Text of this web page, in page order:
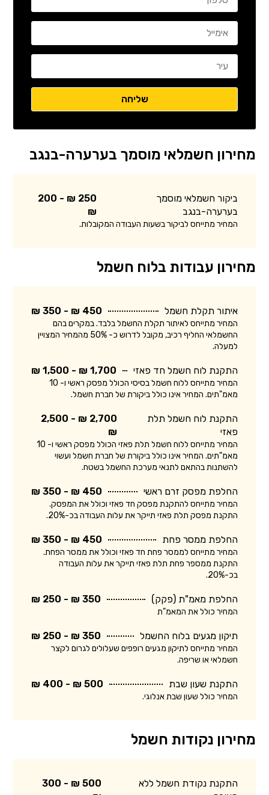
מחירון חשמלאי מוסמך בערערה-בנגב
ביקור חשמלאי מוסמך
בערערה-בנגב
250 ₪ - 200
₪
המחיר מתייחס לביקור בשעות העבודה המקובלות.
מחירון עבודות בלוח חשמל
איתור תקלת חשמל 450 ₪ - 350 ₪
המחיר מתייחס לאיתור תקלת החשמל בלבד. במקרים בהם
החשמלאי החליף רכיב, מקובל לדרוש כ- 50% מהמחיר המצויין
למעלה.
התקנת לוח חשמל חד פאזי 1,700 ₪ - 1,500 ₪
המחיר מתייחס ללוח חשמל בסיסי הכולל מפסק ראשי ו- 10
מאמ"תים. המחיר אינו כולל ביקורת של חברת חשמל.
התקנת לוח חשמל תלת
פאזי
2,700 ₪ - 2,500
₪
המחיר מתייחס ללוח חשמל תלת פאזי הכולל מפסק ראשי ו- 10
מאמ"תים. המחיר אינו כולל ביקורת של חברת חשמל ועשוי
להשתנות בהתאם לתנאי מערכת החשמל בשטח.
החלפת מפסק זרם ראשי 450 ₪ - 350 ₪
המחיר מתייחס להתקנת מפסק חד פאזי וכולל את המפסק.
התקנת מפסק תלת פאזי תייקר את עלות העבודה בכ-20%.
החלפת ממסר פחת 450 ₪ - 350 ₪
המחיר מתייחס לממסר פחת חד פאזי וכולל את ממסר הפחת.
התקנת ממספר פחת תלת פאזי תייקר את עלות העבודה
בכ-20%.
החלפת מאמ"ת (פקק) 350 ₪ - 250 ₪
המחיר כולל את המאמ"ת
תיקון מגעים בלוח החשמל 350 ₪ - 250 ₪
המחיר מתייחס לתיקון מגעים רופפים שעלולים לגרום לקצר
חשמלאי או שריפה.
התקנת שעון שבת 500 ₪ - 400 ₪
המחיר כולל שעון שבת אנלוגי.
מחירון נקודות חשמל
התקנת נקודת חשמל ללא
500 ₪ - 300